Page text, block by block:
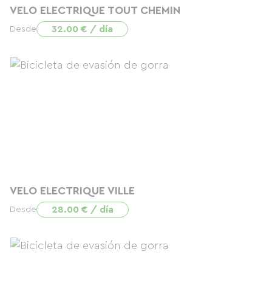
VELO ELECTRIQUE TOUT CHEMIN
Desde 32.00 € / día
VELO ELECTRIQUE VILLE
Desde 28.00 € / día